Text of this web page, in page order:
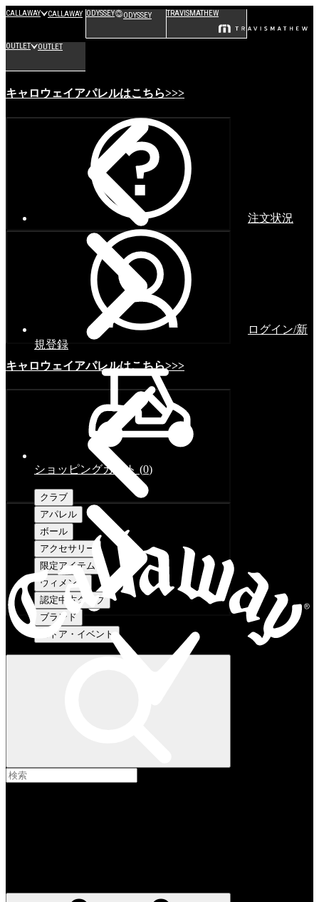
CALLAWAY CALLAWAY ODYSSEY ODYSSEY TRAVISMATHEW
OUTLET OUTLET
キャロウェイアパレルはこちら>>>
キャロウェイアパレルはこちら>>>
注文状況
ログイン/新
規登録
ショッピングカート (0)
クラブ
アパレル
ボール
アクセサリー
限定アイテム
ウィメンズ
認定中古クラブ
ブランド
ストア・イベント